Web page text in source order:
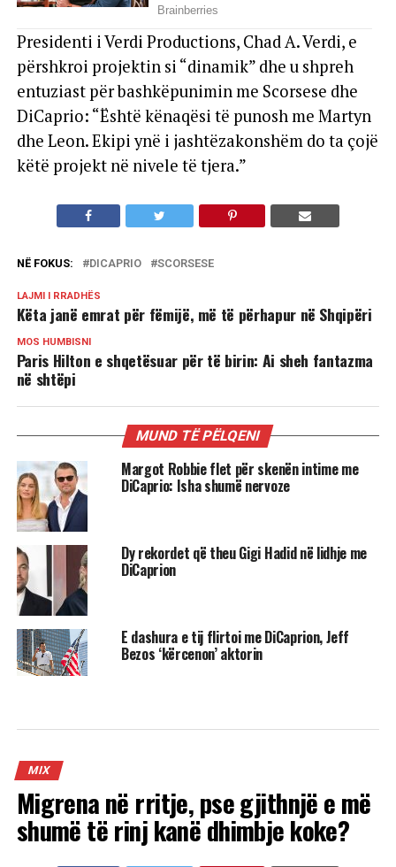
Presidenti i Verdi Productions, Chad A. Verdi, e
përshkroi projektin si “dinamik” dhe u shpreh
entuziast për bashkëpunimin me Scorsese dhe
DiCaprio: “Është kënaqësi të punosh me Martyn
dhe Leon. Ekipi ynë i jashtëzakonshëm do ta çojë
këtë projekt në nivele të tjera.”
NË FOKUS: DICAPRIO SCORSESE
LAJMI I RRADHËS
Këta janë emrat për fëmijë, më të përhapur në Shqipëri
MOS HUMBISNI
Paris Hilton e shqetësuar për të birin: Ai sheh fantazma
në shtëpi
MUND TË PËLQENI
Margot Robbie flet për skenën intime me
DiCaprio: Isha shumë nervoze
Dy rekordet që theu Gigi Hadid në lidhje me
DiCaprion
E dashura e tij flirtoi me DiCaprion, Jeff
Bezos ‘kërcenon’ aktorin
MIX
Migrena në rritje, pse gjithnjë e më
shumë të rinj kanë dhimbje koke?